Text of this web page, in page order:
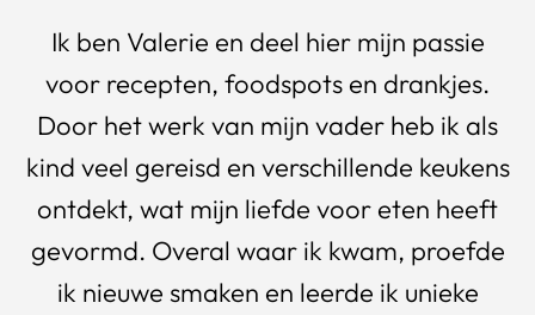
Ik ben Valerie en deel hier mijn passie
voor recepten, foodspots en drankjes.
Door het werk van mijn vader heb ik als
kind veel gereisd en verschillende keukens
ontdekt, wat mijn liefde voor eten heeft
gevormd. Overal waar ik kwam, proefde
ik nieuwe smaken en leerde ik unieke